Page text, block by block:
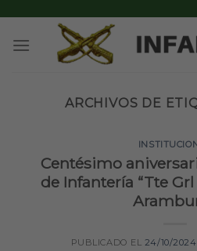
content
ARCHIVOS DE
Centésimo
de Infantería “Tte
PUBLICADO EL 24/10/2024